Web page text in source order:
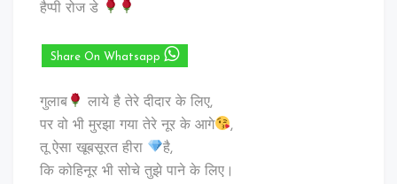
हैप्पी रोज डे
Share On Whatsapp
गुलाब
लाये है तेरे दीदार के लिए,
पर वो भी मुरझा गया तेरे नूर के आगे
,
तू ऐसा खूबसूरत हीरा
है,
कि कोहिनूर भी सोचे तुझे पाने के लिए।